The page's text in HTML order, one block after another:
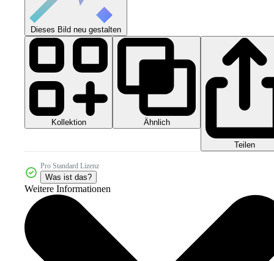
Dieses Bild neu gestalten
Kollektion Ähnlich
Teilen
Pro Standard Lizenz
Was ist das?
Weitere Informationen